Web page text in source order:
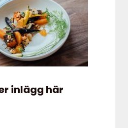
inlägg här